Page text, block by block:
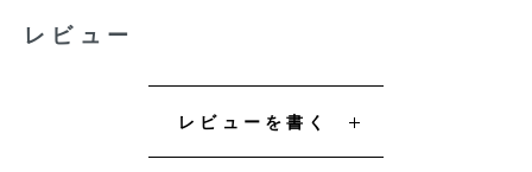
レビュー
レビューを書く